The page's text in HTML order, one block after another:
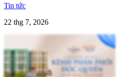
Tin tức
22 thg 7, 2026